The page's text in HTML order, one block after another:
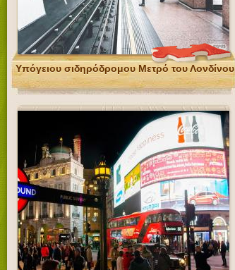
Υπόγειου σιδηρόδρομου Μετρό του Λονδίνου